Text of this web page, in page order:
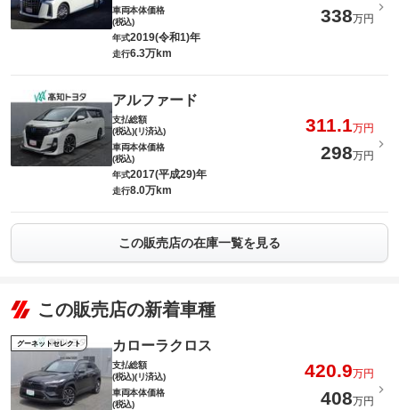
車両本体価格
(税込)
338万円
年式2019(令和1)年
走行6.3万km
アルファード
支払総額
(税込)(リ済込)
311.1万円
車両本体価格
(税込)
298万円
年式2017(平成29)年
走行8.0万km
この販売店の在庫一覧を見る
この販売店の新着車種
グーネットセレクト カローラクロス
支払総額
(税込)(リ済込)
420.9万円
車両本体価格
(税込)
408万円